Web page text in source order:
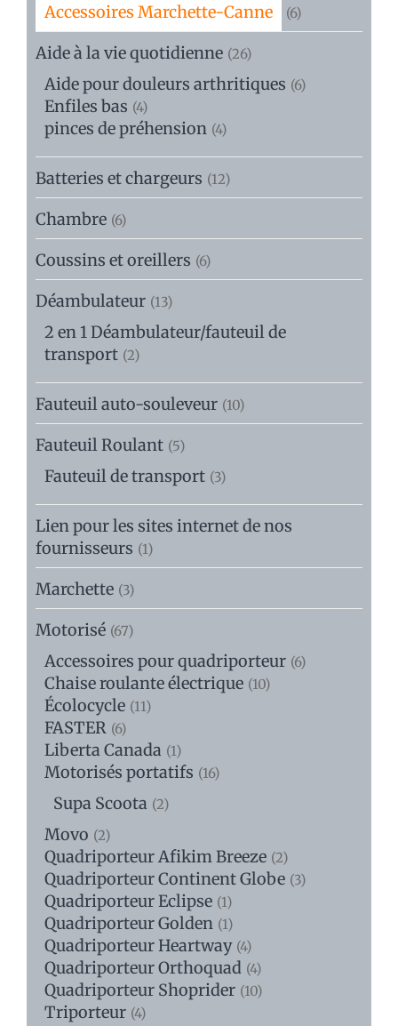
Accessoires Marchette-Canne (6)
Aide à la vie quotidienne (26)
Aide pour douleurs arthritiques (6)
Enfiles bas (4)
pinces de préhension (4)
Batteries et chargeurs (12)
Chambre (6)
Coussins et oreillers (6)
Déambulateur (13)
2 en 1 Déambulateur/fauteuil de
transport (2)
Fauteuil auto-souleveur (10)
Fauteuil Roulant (5)
Fauteuil de transport (3)
Lien pour les sites internet de nos
fournisseurs (1)
Marchette (3)
Motorisé (67)
Accessoires pour quadriporteur (6)
Chaise roulante électrique (10)
Écolocycle (11)
FASTER (6)
Liberta Canada (1)
Motorisés portatifs (16)
Supa Scoota (2)
Movo (2)
Quadriporteur Afikim Breeze (2)
Quadriporteur Continent Globe (3)
Quadriporteur Eclipse (1)
Quadriporteur Golden (1)
Quadriporteur Heartway (4)
Quadriporteur Orthoquad (4)
Quadriporteur Shoprider (10)
Triporteur (4)